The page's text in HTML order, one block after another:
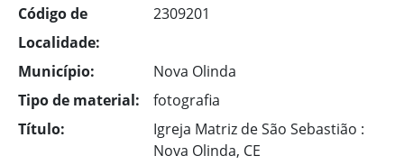
Código de
Localidade:
2309201
Município:
Nova Olinda
Tipo de material:
fotografia
Título:
Igreja Matriz de São Sebastião :
Nova Olinda, CE